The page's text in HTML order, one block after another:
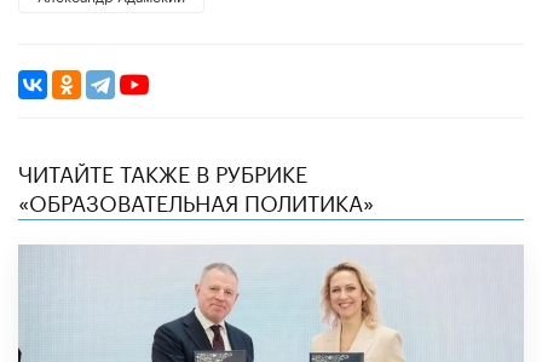
ЧИТАЙТЕ ТАКЖЕ В РУБРИКЕ
«ОБРАЗОВАТЕЛЬНАЯ ПОЛИТИКА»